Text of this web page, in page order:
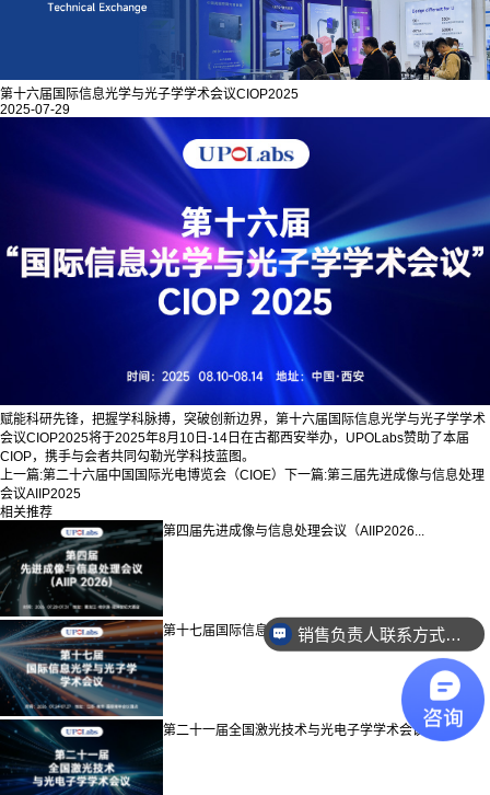
第十六届国际信息光学与光子学学术会议CIOP2025
2025-07-29
赋能科研先锋，把握学科脉搏，突破创新边界，第十六届国际信息光学与光子学学术
会议CIOP2025将于2025年8月10日-14日在古都西安举办，UPOLabs赞助了本届
CIOP，携手与会者共同勾勒光学科技蓝图。
上一篇:第二十六届中国国际光电博览会（CIOE） 下一篇:第三届先进成像与信息处理
会议AIIP2025
相关推荐
第四届先进成像与信息处理会议（AIIP2026...
第十七届国际信息光学与光子学学术会议（CIOP...
第二十一届全国激光技术与光电子学学术会议
销售负责人联系方式是多少？